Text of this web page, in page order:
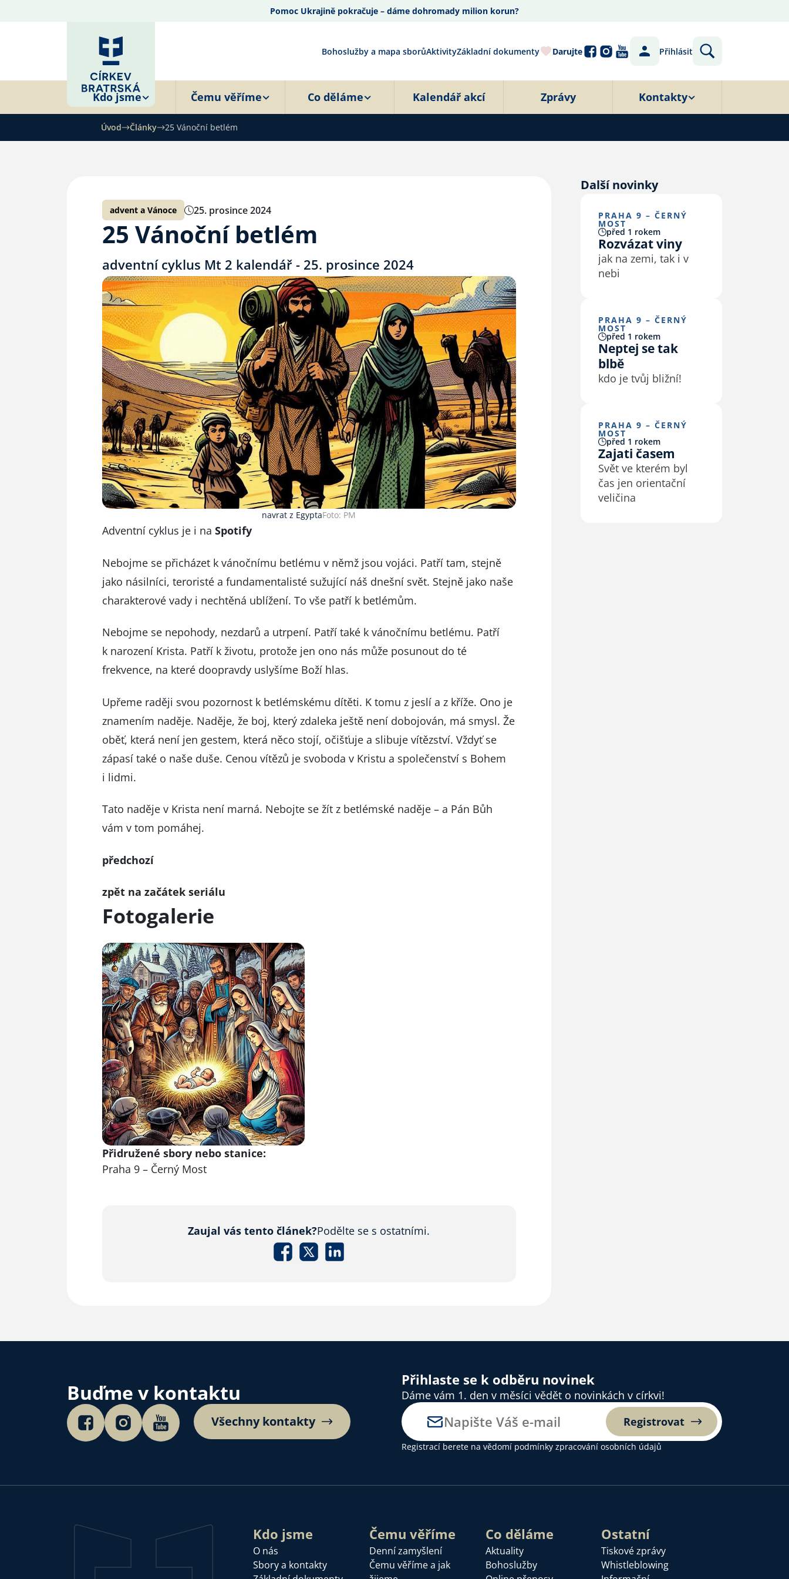
Pomoc Ukrajině pokračuje – dáme dohromady milion korun?
Bohoslužby a mapa sborůAktivityZákladní dokumenty Darujte Přihlásit
Kdo jsme Čemu věříme Co děláme Kalendář akcí Zprávy Kontakty
Úvod Články 25 Vánoční betlém
advent a Vánoce 25. prosince 2024
25 Vánoční betlém
adventní cyklus Mt 2 kalendář - 25. prosince 2024
navrat z EgyptaFoto: PM
Adventní cyklus je i na Spotify
Nebojme se přicházet k vánočnímu betlému v němž jsou vojáci. Patří tam, stejně
jako násilníci, teroristé a fundamentalisté sužující náš dnešní svět. Stejně jako naše
charakterové vady i nechtěná ublížení. To vše patří k betlémům.
Nebojme se nepohody, nezdarů a utrpení. Patří také k vánočnímu betlému. Patří
k narození Krista. Patří k životu, protože jen ono nás může posunout do té
frekvence, na které doopravdy uslyšíme Boží hlas.
Upřeme raději svou pozornost k betlémskému dítěti. K tomu z jeslí a z kříže. Ono je
znamením naděje. Naděje, že boj, který zdaleka ještě není dobojován, má smysl. Že
oběť, která není jen gestem, která něco stojí, očišťuje a slibuje vítězství. Vždyť se
zápasí také o naše duše. Cenou vítězů je svoboda v Kristu a společenství s Bohem
i lidmi.
Tato naděje v Krista není marná. Nebojte se žít z betlémské naděje – a Pán Bůh
vám v tom pomáhej.
předchozí
zpět na začátek seriálu
Fotogalerie
Přidružené sbory nebo stanice:
Praha 9 – Černý Most
Zaujal vás tento článek?Podělte se s ostatními.
Další novinky
PRAHA 9 – ČERNÝ
MOST
před 1 rokem
Rozvázat viny
jak na zemi, tak i v
nebi
PRAHA 9 – ČERNÝ
MOST
před 1 rokem
Neptej se tak
blbě
kdo je tvůj bližní!
PRAHA 9 – ČERNÝ
MOST
před 1 rokem
Zajati časem
Svět ve kterém byl
čas jen orientační
veličina
Buďme v kontaktu
Všechny kontakty
Přihlaste se k odběru novinek
Dáme vám 1. den v měsíci vědět o novinkách v církvi!
Registrovat
Registrací berete na vědomí podmínky zpracování osobních údajů
Kdo jsme
O nás
Sbory a kontakty
Čemu věříme
Denní zamyšlení
Čemu věříme a jak
Co děláme
Aktuality
Bohoslužby
Ostatní
Tiskové zprávy
Whistleblowing